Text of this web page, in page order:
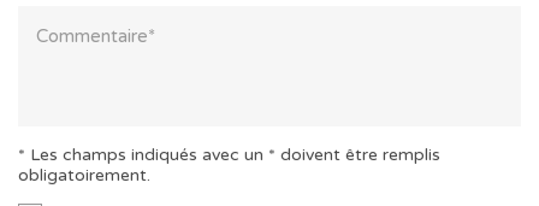
* Les champs indiqués avec un * doivent être remplis
obligatoirement.